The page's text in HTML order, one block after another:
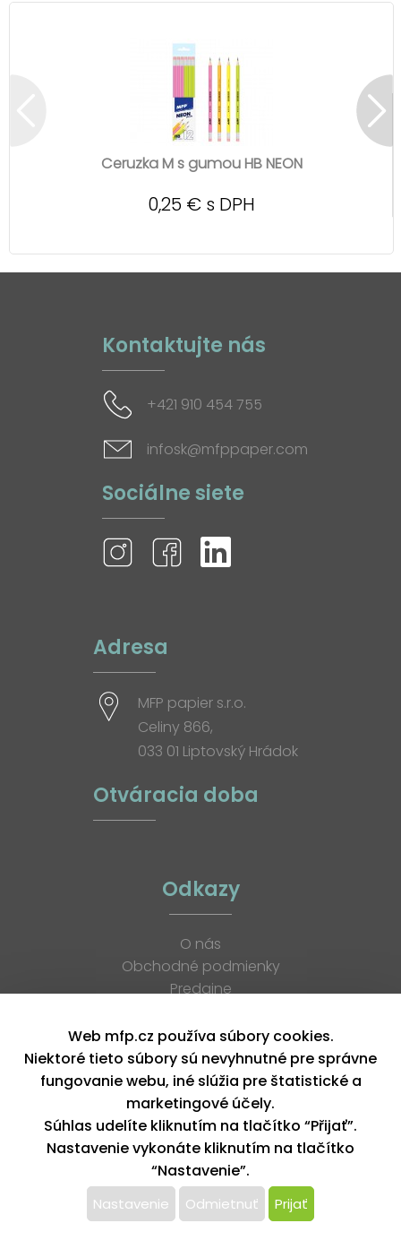
Ceruzka M s gumou HB NEON
0,25 € s DPH
Kontaktujte nás
+421 910 454 755
infosk@mfppaper.com
Sociálne siete
Adresa
MFP papier s.r.o.
Celiny 866,
033 01 Liptovský Hrádok
Otváracia doba
Odkazy
O nás
Obchodné podmienky
Predajne
K stiahnutiu
Blog
Kontakt
Kariéra
XML feed
Copyright © 2026, MFP paper s. r. o. | Všetky práva vyhradené
design by MFP
Tento web používa k poskytovaniu služieb,
Web mfp.cz používa súbory cookies.
Niektoré tieto súbory sú nevyhnutné pre správne
fungovanie webu, iné slúžia pre štatistické a
marketingové účely.
Súhlas udelíte kliknutím na tlačítko “Přijať”.
Nastavenie vykonáte kliknutím na tlačítko
“Nastavenie”.
Nastavenie Odmietnuť Prijať